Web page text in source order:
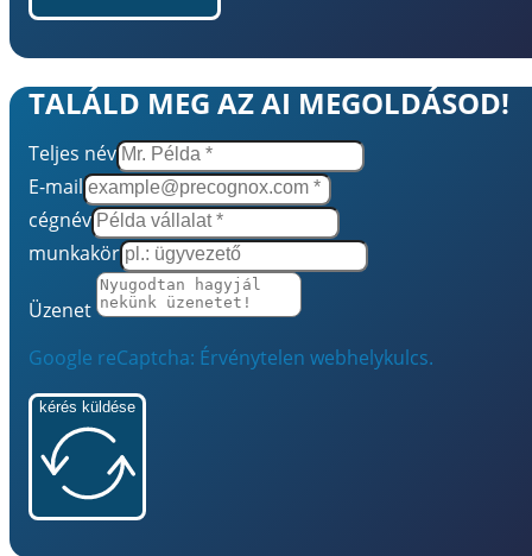
TALÁLD MEG AZ AI MEGOLDÁSOD!
Teljes név
E-mail
cégnév
munkakör
Üzenet
Google reCaptcha: Érvénytelen webhelykulcs.
kérés küldése